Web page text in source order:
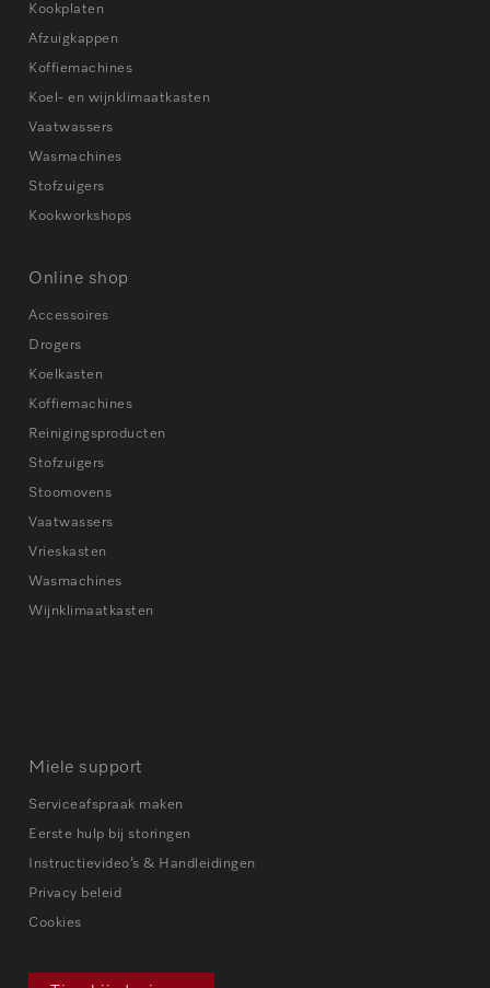
Kookplaten
Afzuigkappen
Koffiemachines
Koel- en wijnklimaatkasten
Vaatwassers
Wasmachines
Stofzuigers
Kookworkshops
Online shop
Accessoires
Drogers
Koelkasten
Koffiemachines
Reinigingsproducten
Stofzuigers
Stoomovens
Vaatwassers
Vrieskasten
Wasmachines
Wijnklimaatkasten
Miele support
Serviceafspraak maken
Eerste hulp bij storingen
Instructievideo’s & Handleidingen
Privacy beleid
Cookies